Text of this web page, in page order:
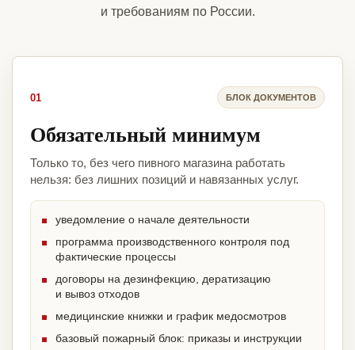
и требованиям по России.
01 БЛОК ДОКУМЕНТОВ
Обязательный минимум
Только то, без чего пивного магазина работать
нельзя: без лишних позиций и навязанных услуг.
уведомление о начале деятельности
программа производственного контроля под
фактические процессы
договоры на дезинфекцию, дератизацию
и вывоз отходов
медицинские книжки и график медосмотров
базовый пожарный блок: приказы и инструкции